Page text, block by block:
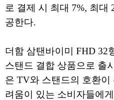
로 결제 시 최대 7%, 최대
공한다.
더함 삼탠바이미 FHD 32
스탠드 결합 상품으로 출
은 TV와 스탠드의 호환이
려움이 있는 소비자들에